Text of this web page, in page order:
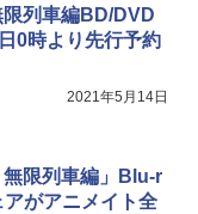
列車編BD/DVD
0時より先行予約
2021年5月14日
無限列車編」Blu-r
がアニメイト全